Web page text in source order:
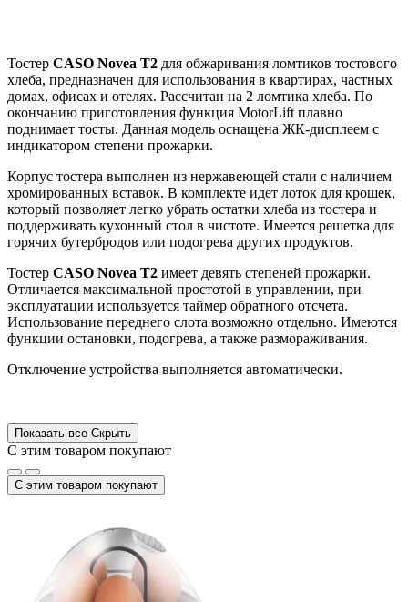
Тостер CASO Novea T2 для обжаривания ломтиков тостового
хлеба, предназначен для использования в квартирах, частных
домах, офисах и отелях. Рассчитан на 2 ломтика хлеба. По
окончанию приготовления функция MotorLift плавно
поднимает тосты. Данная модель оснащена ЖК-дисплеем с
индикатором степени прожарки.
Корпус тостера выполнен из нержавеющей стали с наличием
хромированных вставок. В комплекте идет лоток для крошек,
который позволяет легко убрать остатки хлеба из тостера и
поддерживать кухонный стол в чистоте. Имеется решетка для
горячих бутербродов или подогрева других продуктов.
Тостер CASO Novea T2 имеет девять степеней прожарки.
Отличается максимальной простотой в управлении, при
эксплуатации используется таймер обратного отсчета.
Использование переднего слота возможно отдельно. Имеются
функции остановки, подогрева, а также размораживания.
Отключение устройства выполняется автоматически.
Показать все Скрыть
С этим товаром покупают
С этим товаром покупают